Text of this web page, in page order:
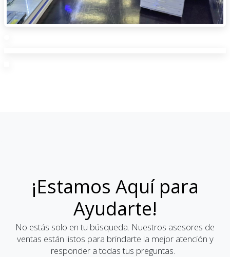
¡Estamos Aquí para
Ayudarte!
No estás solo en tu búsqueda. Nuestros asesores de
ventas están listos para brindarte la mejor atención y
responder a todas tus preguntas.